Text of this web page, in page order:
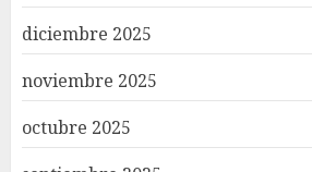
diciembre 2025
noviembre 2025
octubre 2025